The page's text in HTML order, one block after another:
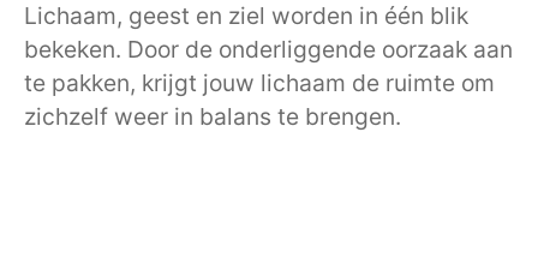
Lichaam, geest en ziel worden in één blik
bekeken. Door de onderliggende oorzaak aan
te pakken, krijgt jouw lichaam de ruimte om
zichzelf weer in balans te brengen.